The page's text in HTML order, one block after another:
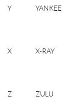
Y YANKEE
X X-RAY
Z ZULU